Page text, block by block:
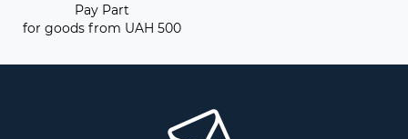
Pay Part
for goods from UAH 500